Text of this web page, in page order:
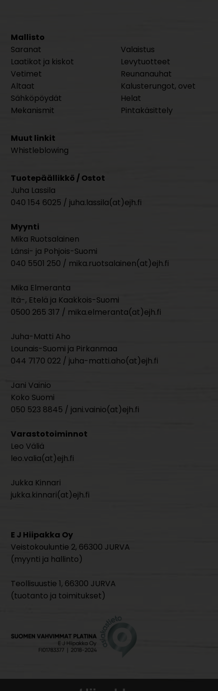
Mallisto
Saranat
Laatikot ja kiskot
Vetimet
Altaat
Sähköpöydät
Mekanismit
Valaistus
Levytuotteet
Reunanauhat
Kalusterungot, ovet
Helat
Pintakäsittely
Muut linkit
Whistleblowing
Tuotepäällikkö / Ostot
Juha Lassila
040 154 6025 / juha.lassila(at)ejh.fi
Myynti
Mika Ruotsalainen
Länsi- ja Pohjois-Suomi
040 5501 250 / mika.ruotsalainen(at)ejh.fi
Mika Elmeranta
Itä-, Etelä ja Kaakkois-Suomi
0500 265 317 / mika.elmeranta(at)ejh.fi
Juha-Matti Aho
Lounais-Suomi ja Pirkanmaa
044 7170 022 / juha-matti.aho(at)ejh.fi
Jani Vainio
Koko Suomi
050 523 8845 / jani.vainio(at)ejh.fi
Varastotoiminnot
Leo Väliä
leo.valia(at)ejh.fi
Jukka Kinnari
jukka.kinnari(at)ejh.fi
E J Hiipakka Oy
Veistokouluntie 2, 66300 JURVA
(myynti ja hallinto)
Teollisuustie 1, 66300 JURVA
(tuotanto ja toimitukset)